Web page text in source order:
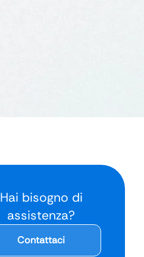
Hai bisogno di
assistenza?
Contattaci